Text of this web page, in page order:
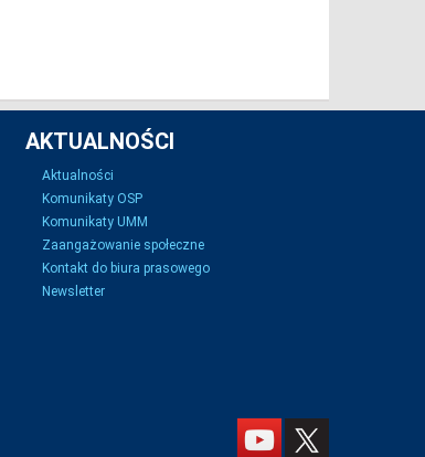
AKTUALNOŚCI
Aktualności
Komunikaty OSP
Komunikaty UMM
Zaangażowanie społeczne
Kontakt do biura prasowego
Newsletter